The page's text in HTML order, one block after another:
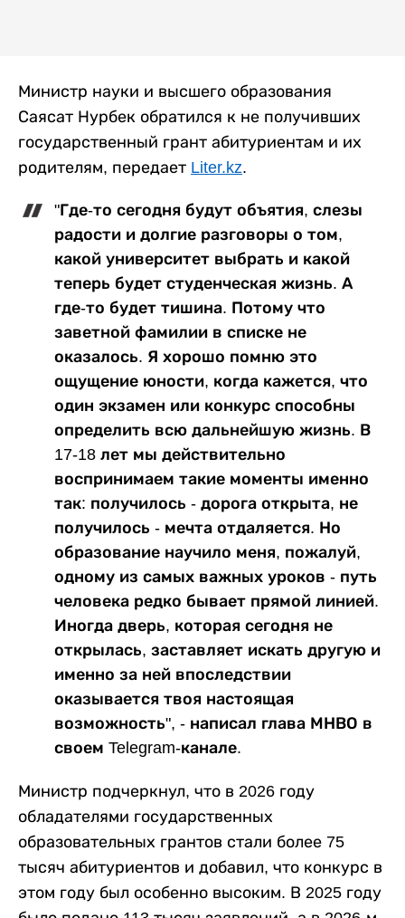
Министр науки и высшего образования
Саясат Нурбек обратился к не получивших
государственный грант абитуриентам и их
родителям, передает Liter.kz.
"Где-то сегодня будут объятия, слезы
радости и долгие разговоры о том,
какой университет выбрать и какой
теперь будет студенческая жизнь. А
где-то будет тишина. Потому что
заветной фамилии в списке не
оказалось. Я хорошо помню это
ощущение юности, когда кажется, что
один экзамен или конкурс способны
определить всю дальнейшую жизнь. В
17-18 лет мы действительно
воспринимаем такие моменты именно
так: получилось - дорога открыта, не
получилось - мечта отдаляется. Но
образование научило меня, пожалуй,
одному из самых важных уроков - путь
человека редко бывает прямой линией.
Иногда дверь, которая сегодня не
открылась, заставляет искать другую и
именно за ней впоследствии
оказывается твоя настоящая
возможность", - написал глава МНВО в
своем Telegram-канале.
Министр подчеркнул, что в 2026 году
обладателями государственных
образовательных грантов стали более 75
тысяч абитуриентов и добавил, что конкурс в
этом году был особенно высоким. В 2025 году